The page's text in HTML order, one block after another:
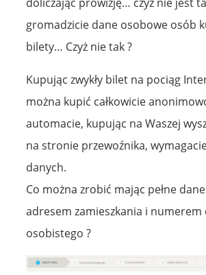
gromadzicie dane osobowe osób
bilety… Czyż nie tak ?
Kupując zwykły bilet na pociąg
można kupić całkowicie
automacie, kupując na Waszej
na stronie przewoźnika,
danych.
Co można zrobić mając pełne
adresem zamieszkania i numerem
osobistego ?